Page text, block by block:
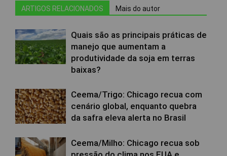
ARTIGOS RELACIONADOS Mais do autor
Quais são as principais práticas de
manejo que aumentam a
produtividade da soja em terras
baixas?
Ceema/Trigo: Chicago recua com
cenário global, enquanto quebra
da safra eleva alerta no Brasil
Ceema/Milho: Chicago recua sob